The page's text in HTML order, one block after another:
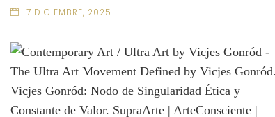
7 DICIEMBRE, 2025